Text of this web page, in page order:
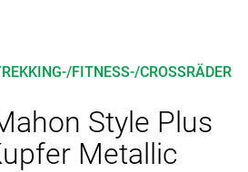
FITNESS-/CROSSRÄDER
Style Plus
Metallic